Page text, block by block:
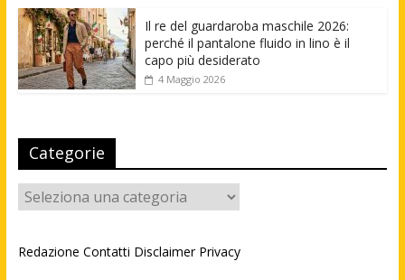
Il re del guardaroba maschile 2026:
perché il pantalone fluido in lino è il
capo più desiderato
4 Maggio 2026
Categorie
Categorie
Redazione Contatti Disclaimer Privacy